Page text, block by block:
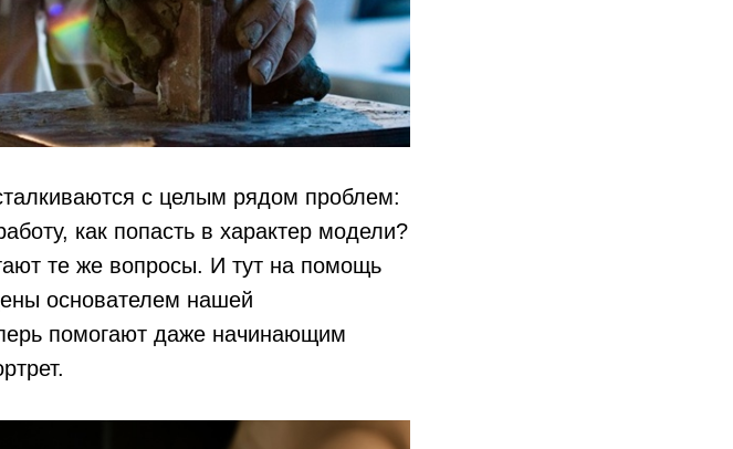
с целым рядом проблем:
как попасть в характер модели?
те же вопросы. И тут на помощь
основателем нашей
помогают даже начинающим